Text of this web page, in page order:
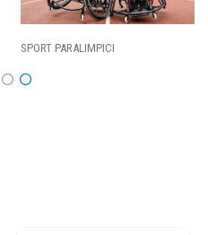
CALCIO